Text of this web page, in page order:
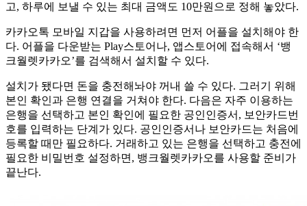
고, 하루에 보낼 수 있는 최대 금액도 10만원으로 정해 놓았다.
카카오톡 모바일 지갑을 사용하려면 먼저 어플을 설치해야 한
다. 어플을 다운받는 Play스토어나, 앱스토어에 접속해서 ‘뱅
크월렛카카오’를 검색해서 설치할 수 있다.
설치가 됐다면 돈을 충전해놔야 꺼내 쓸 수 있다. 그러기 위해
본인 확인과 은행 연결을 거쳐야 한다. 다음은 자주 이용하는
은행을 선택하고 본인 확인에 필요한 공인인증서, 보안카드번
호를 입력하는 단계가 있다. 공인인증서나 보안카드는 처음에
등록할 때만 필요하다. 거래하고 있는 은행을 선택하고 충전에
필요한 비밀번호 설정하면, 뱅크월렛카카오를 사용할 준비가
끝난다.